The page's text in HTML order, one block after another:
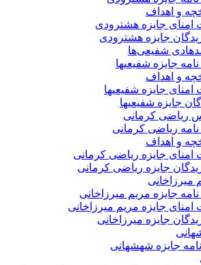
و اهداف
امنای جایزه هشترودی
جایزه هشترودی
شفیعی‌ها
نامه جایزه شفیعیها
و اهداف
امنای جایزه شفیعیها
جایزه شفیعیها
ریاضی کرمانی
نامه ریاضی کرمانی
و اهداف
امنای جایزه ریاضی کرمانی
جایزه ریاضی کرمانی
میرزاخانی
نامه جایزه مریم میرزاخانی
امنای جایزه مریم میرزاخانی
جایزه میرزاخانی
جایزه شهشهانی